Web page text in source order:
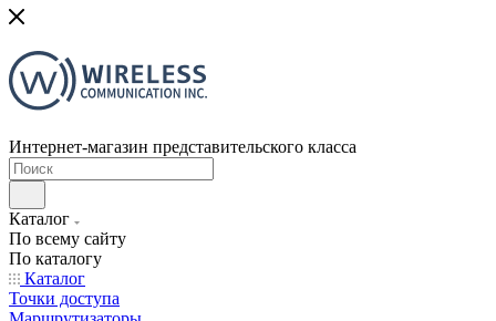
Интернет-магазин представительского класса
Каталог
По всему сайту
По каталогу
Каталог
Точки доступа